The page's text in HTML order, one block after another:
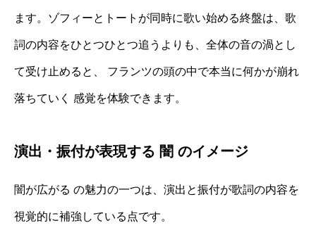
ます。ゾフィーとトートが同時に歌い始める終盤は、歌
詞の内容をひとつひとつ追うよりも、全体の音の渦とし
て受け止めると、 フランツの頭の中で本当に何かが崩れ
落ちていく 感覚を体験できます。
演出・振付が表現する 闇 のイメージ
闇が広がる の魅力の一つは、演出と振付が歌詞の内容を
視覚的に補強している点です。